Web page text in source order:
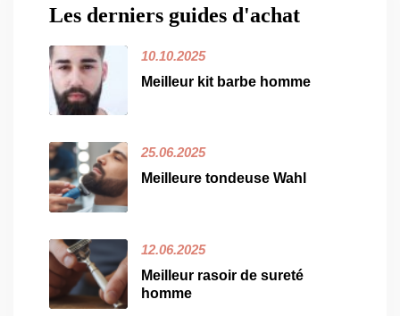
Les derniers guides d'achat
10.10.2025
Meilleur kit barbe homme
25.06.2025
Meilleure tondeuse Wahl
12.06.2025
Meilleur rasoir de sureté
homme